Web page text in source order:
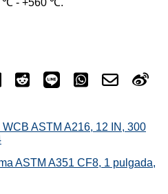
℃ - +560 ℃.
ASTM A216, 12 IN, 300
ASTM A351 CF8, 1 pulgada,